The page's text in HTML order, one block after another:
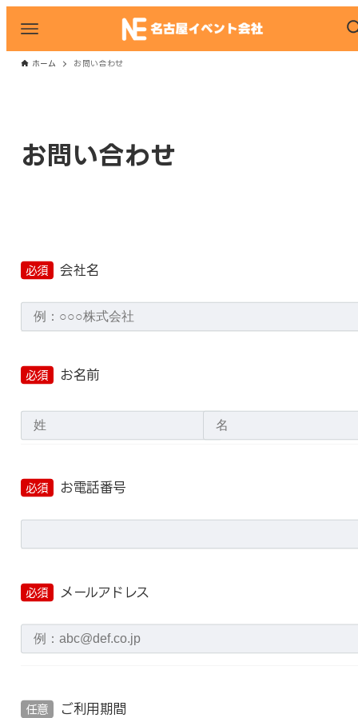
ホーム お問い合わせ
お問い合わせ
必須 会社名
必須 お名前
必須 お電話番号
必須 メールアドレス
任意 ご利用期間